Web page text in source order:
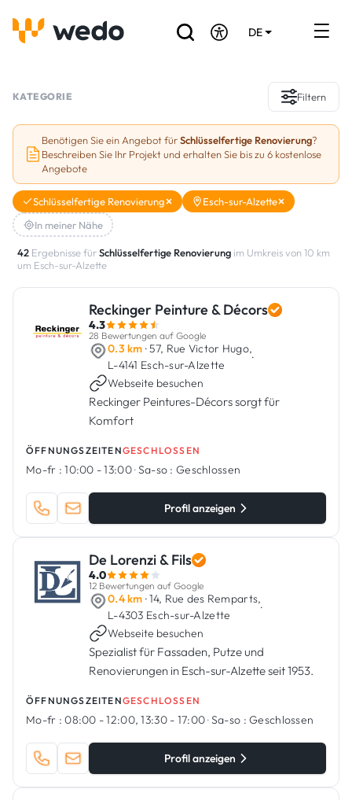
DE
Referenzen
Förderungen & Zuschüsse
Stellenbörse
Sind Sie Handwerker?
Einloggen
KATEGORIE Filtern
Benötigen Sie ein Angebot fürSchlüsselfertige Renovierung?
Beschreiben Sie Ihr Projekt und erhalten Sie bis zu 6 kostenlose
Angebote
Schlüsselfertige Renovierung
Esch-sur-Alzette
In meiner Nähe
42 Ergebnisse fürSchlüsselfertige Renovierung im Umkreis von 10 km
um Esch-sur-Alzette
Reckinger Peinture & Décors
4.3
28 Bewertungen auf Google
0.3 km · 57, Rue Victor Hugo,
L-4141 Esch-sur-Alzette
·
Webseite besuchen
Reckinger Peintures-Décors sorgt für
Komfort
ÖFFNUNGSZEITENGESCHLOSSEN
Mo-fr : 10:00 - 13:00·Sa-so : Geschlossen
Profil anzeigen
De Lorenzi & Fils
4.0
12 Bewertungen auf Google
0.4 km · 14, Rue des Remparts,
L-4303 Esch-sur-Alzette
·
Webseite besuchen
Spezialist für Fassaden, Putze und
Renovierungen in Esch-sur-Alzette seit 1953.
ÖFFNUNGSZEITENGESCHLOSSEN
Mo-fr : 08:00 - 12:00, 13:30 - 17:00·Sa-so : Geschlossen
Profil anzeigen